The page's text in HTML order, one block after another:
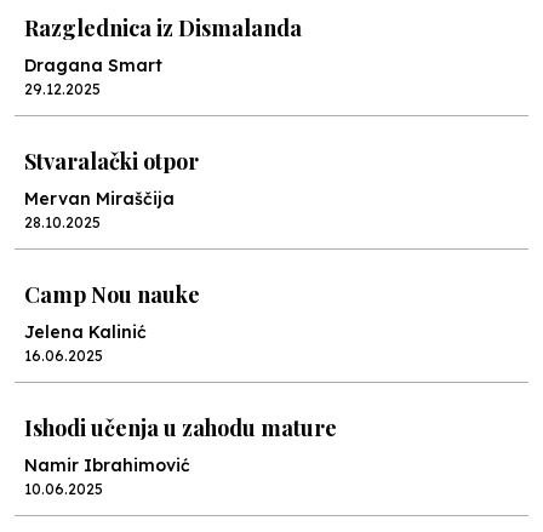
Razglednica iz Dismalanda
Dragana Smart
29.12.2025
Stvaralački otpor
Mervan Miraščija
28.10.2025
Camp Nou nauke
Jelena Kalinić
16.06.2025
Ishodi učenja u zahodu mature
Namir Ibrahimović
10.06.2025